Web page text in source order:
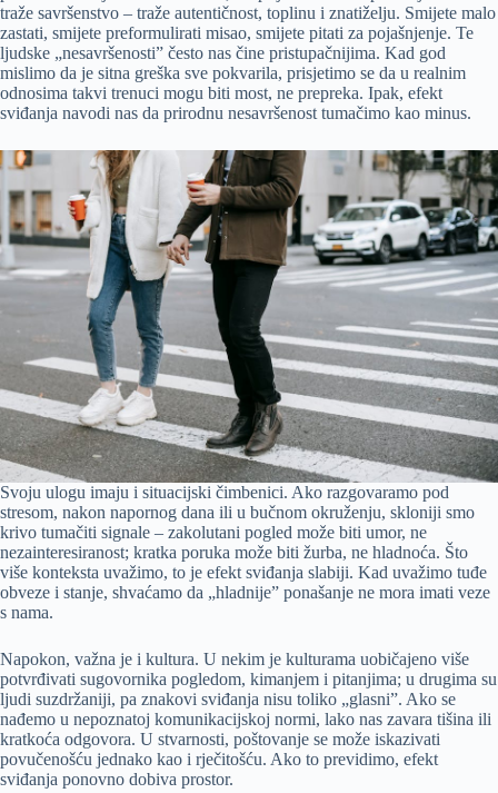
traže savršenstvo – traže autentičnost, toplinu i znatiželju. Smijete malo
zastati, smijete preformulirati misao, smijete pitati za pojašnjenje. Te
ljudske „nesavršenosti” često nas čine pristupačnijima. Kad god
mislimo da je sitna greška sve pokvarila, prisjetimo se da u realnim
odnosima takvi trenuci mogu biti most, ne prepreka. Ipak, efekt
sviđanja navodi nas da prirodnu nesavršenost tumačimo kao minus.
Svoju ulogu imaju i situacijski čimbenici. Ako razgovaramo pod
stresom, nakon napornog dana ili u bučnom okruženju, skloniji smo
krivo tumačiti signale – zakolutani pogled može biti umor, ne
nezainteresiranost; kratka poruka može biti žurba, ne hladnoća. Što
više konteksta uvažimo, to je efekt sviđanja slabiji. Kad uvažimo tuđe
obveze i stanje, shvaćamo da „hladnije” ponašanje ne mora imati veze
s nama.
Napokon, važna je i kultura. U nekim je kulturama uobičajeno više
potvrđivati sugovornika pogledom, kimanjem i pitanjima; u drugima su
ljudi suzdržaniji, pa znakovi sviđanja nisu toliko „glasni”. Ako se
nađemo u nepoznatoj komunikacijskoj normi, lako nas zavara tišina ili
kratkoća odgovora. U stvarnosti, poštovanje se može iskazivati
povučenošću jednako kao i rječitošću. Ako to previdimo, efekt
sviđanja ponovno dobiva prostor.